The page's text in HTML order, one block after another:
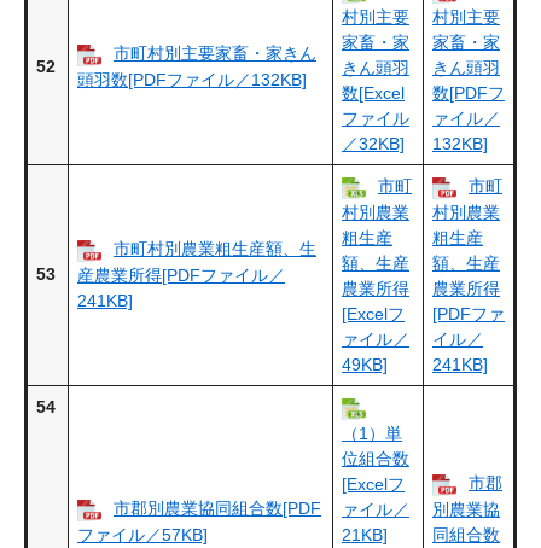
52
市町村別主要家畜・家きん
頭羽数[PDFファイル／132KB]
村別主要
家畜・家
きん頭羽
数[Excel
ファイル
／32KB]
村別主要
家畜・家
きん頭羽
数[PDFフ
ァイル／
132KB]
53
市町村別農業粗生産額、生
産農業所得[PDFファイル／
241KB]
市町
村別農業
粗生産
額、生産
農業所得
[Excelフ
ァイル／
49KB]
市町
村別農業
粗生産
額、生産
農業所得
[PDFファ
イル／
241KB]
54
市郡別農業協同組合数[PDF
ファイル／57KB]
（1）単
位組合数
[Excelフ
ァイル／
21KB]
市郡
別農業協
同組合数